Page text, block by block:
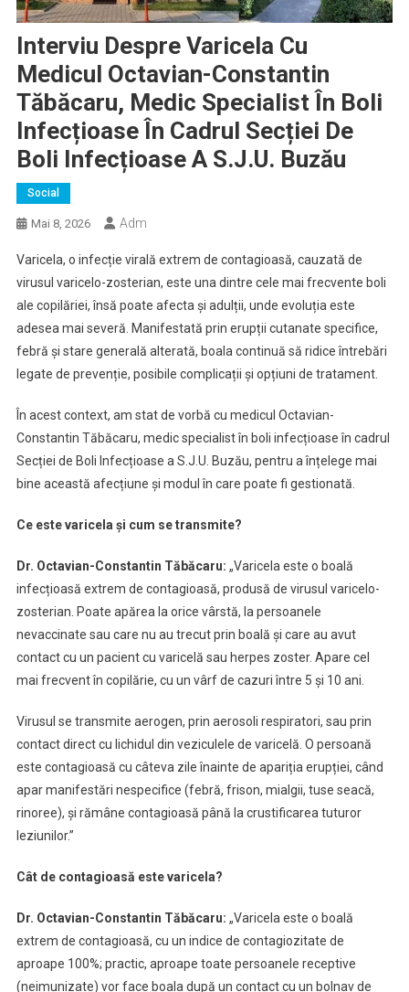
Interviu Despre Varicela Cu
Medicul Octavian-Constantin
Tăbăcaru, Medic Specialist În Boli
Infecțioase În Cadrul Secției De
Boli Infecțioase A S.J.U. Buzău
Social
Mai 8, 2026 Adm
Varicela, o infecție virală extrem de contagioasă, cauzată de
virusul varicelo-zosterian, este una dintre cele mai frecvente boli
ale copilăriei, însă poate afecta și adulții, unde evoluția este
adesea mai severă. Manifestată prin erupții cutanate specifice,
febră și stare generală alterată, boala continuă să ridice întrebări
legate de prevenție, posibile complicații și opțiuni de tratament.
În acest context, am stat de vorbă cu medicul Octavian-
Constantin Tăbăcaru, medic specialist în boli infecțioase în cadrul
Secției de Boli Infecțioase a S.J.U. Buzău, pentru a înțelege mai
bine această afecțiune și modul în care poate fi gestionată.
Ce este varicela și cum se transmite?
Dr. Octavian-Constantin Tăbăcaru: „Varicela este o boală
infecțioasă extrem de contagioasă, produsă de virusul varicelo-
zosterian. Poate apărea la orice vârstă, la persoanele
nevaccinate sau care nu au trecut prin boală și care au avut
contact cu un pacient cu varicelă sau herpes zoster. Apare cel
mai frecvent în copilărie, cu un vârf de cazuri între 5 și 10 ani.
Virusul se transmite aerogen, prin aerosoli respiratori, sau prin
contact direct cu lichidul din veziculele de varicelă. O persoană
este contagioasă cu câteva zile înainte de apariția erupției, când
apar manifestări nespecifice (febră, frison, mialgii, tuse seacă,
rinoree), și rămâne contagioasă până la crustificarea tuturor
leziunilor.”
Cât de contagioasă este varicela?
Dr. Octavian-Constantin Tăbăcaru: „Varicela este o boală
extrem de contagioasă, cu un indice de contagiozitate de
aproape 100%; practic, aproape toate persoanele receptive
(neimunizate) vor face boala după un contact cu un bolnav de